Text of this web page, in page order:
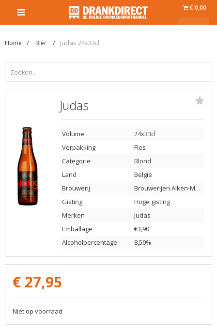
€ 0,00
Home Bier Judas 24x33cl
Judas
Volume
24x33cl
Verpakking
Fles
Categorie
Blond
Land
België
Brouwerij
Brouwerijen Alken-Maes
Gisting
Hoge gisting
Merken
Judas
Emballage
€3,90
Alcoholpercentage
8,50%
€ 27,95
Niet op voorraad